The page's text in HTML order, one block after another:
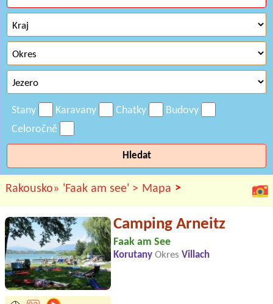
Stany Karavany Chatky
Budovy
Celoročně
Hledat
Rakousko» 'Faak am see' > Mapa >
Camping Arneitz
Faak am See
Korutany Okres Villach